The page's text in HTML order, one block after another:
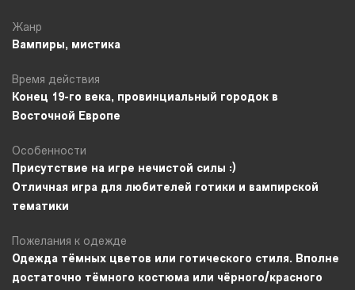
Жанр
Вампиры, мистика
Время действия
Конец 19-го века, провинциальный городок в
Восточной Европе
Особенности
Присутствие на игре нечистой силы :)
Отличная игра для любителей готики и вампирской
тематики
Пожелания к одежде
Одежда тёмных цветов или готического стиля. Вполне
достаточно тёмного костюма или чёрного/красного